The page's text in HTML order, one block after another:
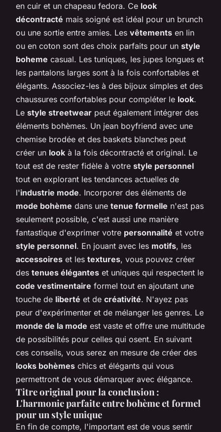
en cuir et un chapeau fedora. Ce look
décontracté mais soigné est idéal pour un brunch
ou une sortie entre amies. Les vêtements en lin
ou en coton sont des choix parfaits pour un style
boheme casual. Les tuniques, les jupes longues et
les pantalons larges sont à la fois confortables et
élégants. Associez-les à des bijoux simples et des
chaussures confortables pour compléter le look.
Le style streetwear peut également intégrer des
éléments bohèmes. Un jean boyfriend avec une
chemise brodée et des baskets blanches peut
créer un look à la fois décontracté et original. Le
tout est de rester fidèle à votre style personnel
tout en explorant les tendances actuelles de
l'industrie mode. Incorporer des éléments de
mode bohème dans une tenue formelle n'est pas
seulement possible, c'est aussi une manière
fantastique d'exprimer votre personnalité et votre
style personnel. En jouant avec les motifs, les
accessoires et les textures, vous pouvez créer
des tenues élégantes et uniques qui respectent le
code vestimentaire formel tout en ajoutant une
touche de liberté et de créativité. N'ayez pas
peur d'expérimenter et de mélanger les genres. Le
monde de la mode est vaste et offre une multitude
de possibilités pour celles qui osent. En suivant
ces conseils, vous serez en mesure de créer des
looks bohèmes chics et élégants qui vous
permettront de vous démarquer avec élégance.
Titre original pour la conclusion :
L'harmonie parfaite entre bohème et formel
pour un style unique
En fin de compte, l'important est de vous sentir